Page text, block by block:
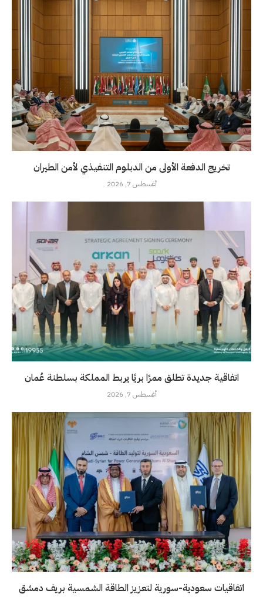
تخريج الدفعة الأولى من الدبلوم التنفيذي لأمن الطيران
أغسطس 7, 2026
اتفاقية جديدة تطلق ممرًا بريًا يربط المملكة بسلطنة عُمان
أغسطس 7, 2026
اتفاقيات سعودية-سورية لتعزيز الطاقة الشمسية بريف دمشق